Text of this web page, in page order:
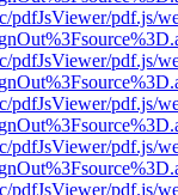
pdfJsViewer/pdf.js/
pdfJsViewer/pdf.js/
pdfJsViewer/pdf.js/
pdfJsViewer/pdf.js/
pdfJsViewer/pdf.js/